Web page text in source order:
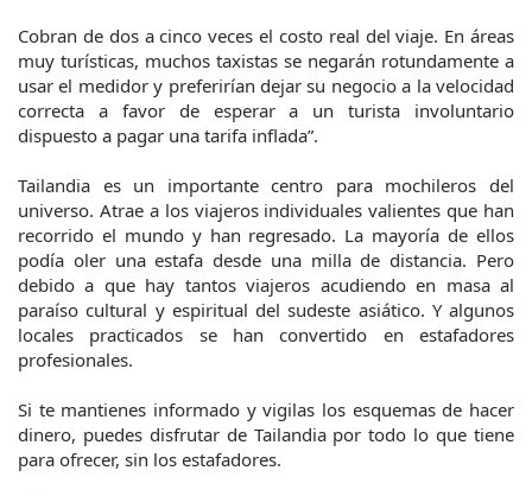
Cobran de dos a cinco veces el costo real del viaje. En áreas
muy turísticas, muchos taxistas se negarán rotundamente a
usar el medidor y preferirían dejar su negocio a la velocidad
correcta a favor de esperar a un turista involuntario
dispuesto a pagar una tarifa inflada”.
Tailandia es un importante centro para mochileros del
universo. Atrae a los viajeros individuales valientes que han
recorrido el mundo y han regresado. La mayoría de ellos
podía oler una estafa desde una milla de distancia. Pero
debido a que hay tantos viajeros acudiendo en masa al
paraíso cultural y espiritual del sudeste asiático. Y algunos
locales practicados se han convertido en estafadores
profesionales.
Si te mantienes informado y vigilas los esquemas de hacer
dinero, puedes disfrutar de Tailandia por todo lo que tiene
para ofrecer, sin los estafadores.